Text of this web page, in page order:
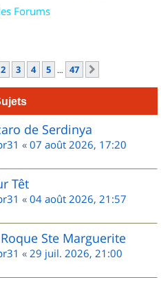
Forums
1sur
2 3 4 5 … 47
de Serdinya
« 07 août 2026, 17:20
Têt
« 04 août 2026, 21:57
Ste Marguerite
« 29 juil. 2026, 21:00